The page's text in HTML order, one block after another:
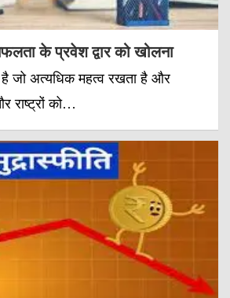
के प्रवेश द्वार को खोलना
है जो अत्यधिक महत्व रखता है और
राष्ट्रों को…